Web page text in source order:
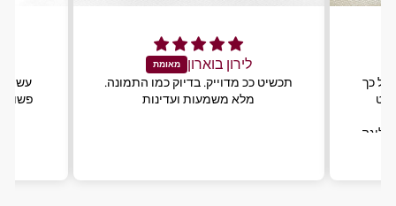
פשוט
לירון בוארון
תכשיט ככ מדוייק. בדיוק כמו התמונה.
מלא משמעות ועדינות
כל כך